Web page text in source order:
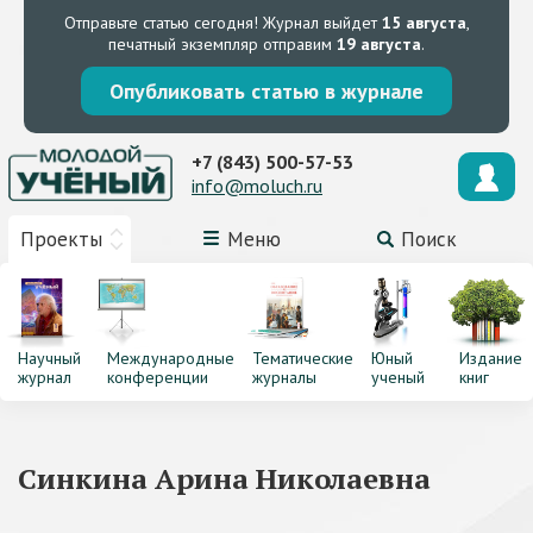
Отправьте статью сегодня! Журнал выйдет15 августа,
печатный экземпляр отправим 19 августа.
Опубликовать статью в журнале
Проекты Меню Поиск
+7 (843) 500-57-53
info@moluch.ru
Научный
журнал
Международные
конференции
Тематические
журналы
Юный
ученый
Издание
книг
Синкина Арина Николаевна